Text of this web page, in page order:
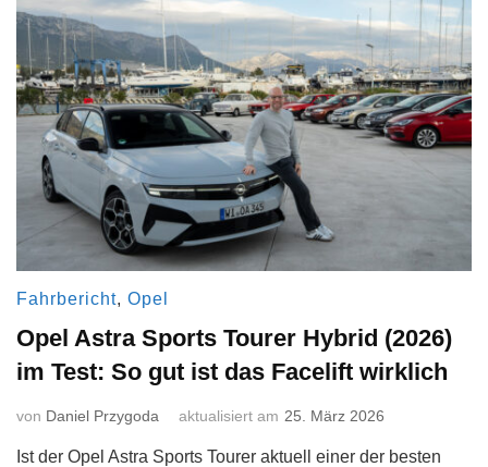
Fahrbericht, Opel
Opel Astra Sports Tourer Hybrid (2026)
im Test: So gut ist das Facelift wirklich
von Daniel Przygoda aktualisiert am 25. März 2026
Ist der Opel Astra Sports Tourer aktuell einer der besten